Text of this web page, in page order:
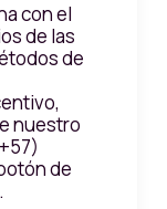
con el
de las
de
nuestro
de